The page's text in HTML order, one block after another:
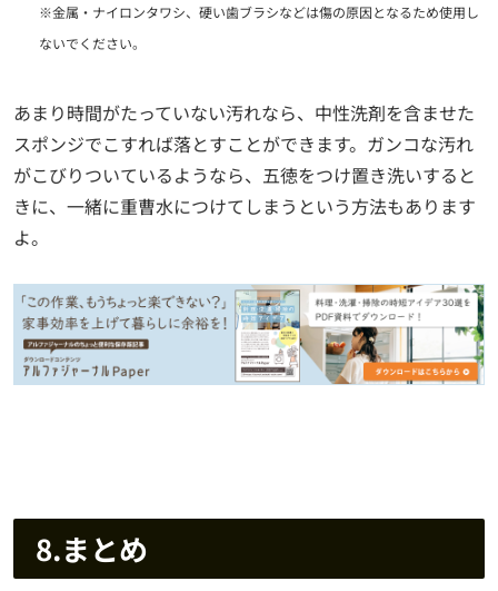
※金属・ナイロンタワシ、硬い歯ブラシなどは傷の原因となるため使用し
ないでください。
あまり時間がたっていない汚れなら、中性洗剤を含ませた
スポンジでこすれば落とすことができます。ガンコな汚れ
がこびりついているようなら、五徳をつけ置き洗いすると
きに、一緒に重曹水につけてしまうという方法もあります
よ。
8.まとめ